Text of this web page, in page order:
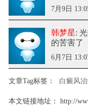
7月9日
韩梦星:
的苦害了
6月7日
文章Tag标签： 白癜风
本文链接地址：
http://